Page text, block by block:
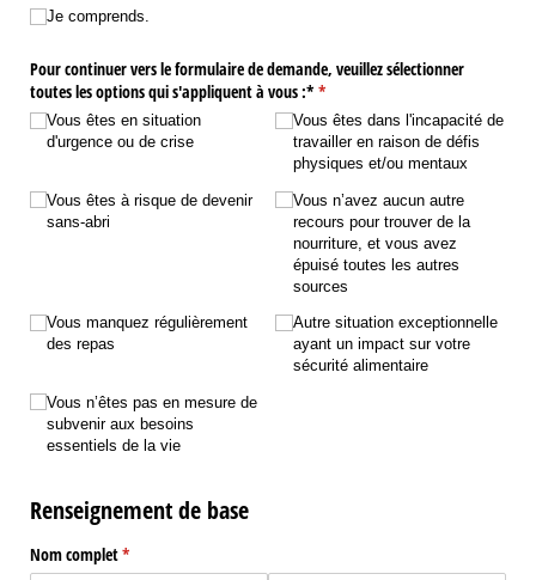
Je comprends.
Pour continuer vers le formulaire de demande, veuillez sélectionner
toutes les options qui s'appliquent à vous :* *
(requis)
Vous êtes en situation
d'urgence ou de crise
Vous êtes à risque de devenir
sans-abri
Vous manquez régulièrement
des repas
Vous n’êtes pas en mesure de
subvenir aux besoins
essentiels de la vie
Vous êtes dans l'incapacité de
travailler en raison de défis
physiques et/​ou mentaux
Vous n’avez aucun autre
recours pour trouver de la
nourriture, et vous avez
épuisé toutes les autres
sources
Autre situation exceptionnelle
ayant un impact sur votre
sécurité alimentaire
Renseignement de base
Nom complet*
(requis)